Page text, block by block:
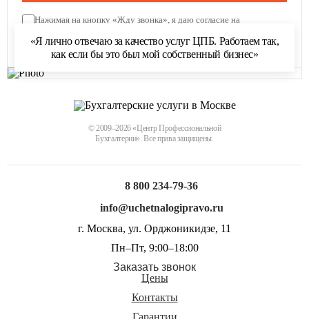
Нажимая на кнопку «Жду звонка», я даю согласие на
политикой обработки персональных данных
«Я лично отвечаю за качество услуг ЦПБ. Работаем так,
как если бы это был мой собственный бизнес»
© 2009–2026 «Центр Профессиональной
Бухгалтерии». Все права защищены.
Цены
Контакты
Гарантии
8 800 234-79-36
info@uchetnalogipravo.ru
г. Москва, ул. Орджоникидзе, 11
Пн–Пт, 9:00–18:00
Заказать звонок